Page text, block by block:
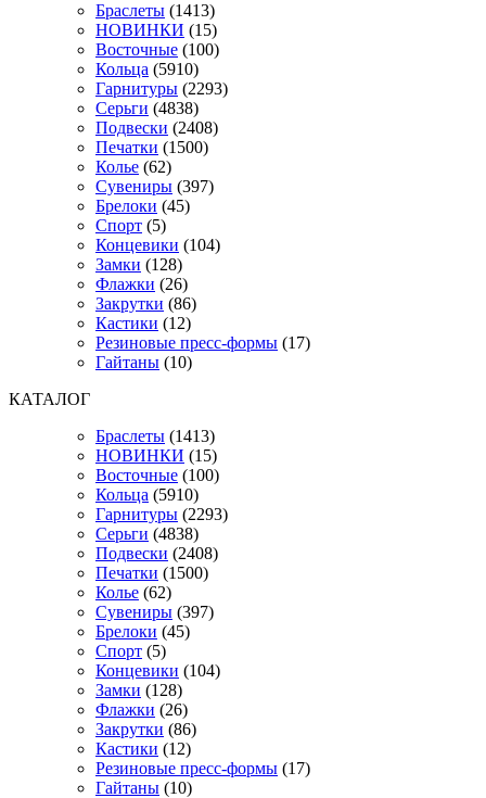
Браслеты (1413)
НОВИНКИ (15)
Восточные (100)
Кольца (5910)
Гарнитуры (2293)
Серьги (4838)
Подвески (2408)
Печатки (1500)
Колье (62)
Сувениры (397)
Брелоки (45)
Спорт (5)
Концевики (104)
Замки (128)
Флажки (26)
Закрутки (86)
Кастики (12)
Резиновые пресс-формы (17)
Гайтаны (10)
КАТАЛОГ
Браслеты (1413)
НОВИНКИ (15)
Восточные (100)
Кольца (5910)
Гарнитуры (2293)
Серьги (4838)
Подвески (2408)
Печатки (1500)
Колье (62)
Сувениры (397)
Брелоки (45)
Спорт (5)
Концевики (104)
Замки (128)
Флажки (26)
Закрутки (86)
Кастики (12)
Резиновые пресс-формы (17)
Гайтаны (10)